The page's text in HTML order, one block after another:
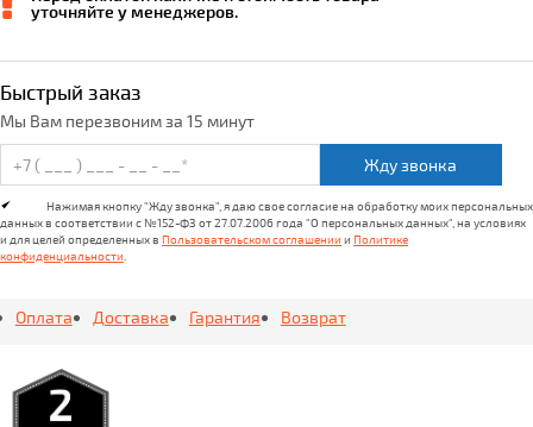
уточняйте у менеджеров.
Быстрый заказ
Мы Вам перезвоним за 15 минут
Жду звонка
Нажимая кнопку "Жду звонка", я даю свое согласие на обработку моих персональных
данных в соответствии с №152-ФЗ от 27.07.2006 года "О персональных данных", на условиях
и для целей определенных в Пользовательском соглашении и Политике
конфиденциальности
Оплата Доставка Гарантия Возврат